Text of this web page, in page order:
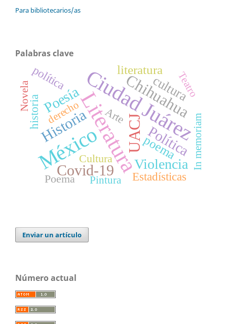
Para bibliotecarios/as
Palabras clave
Literatura
Ciudad Juárez
México UACJ
Chihuahua
Historia
Covid-19
Poesía
Violencia
Política
cultura
poema
literatura
Estadísticas
política
historia
Cultura
Poema
Arte
derecho
Teatro
In memoriam
Pintura
Novela
Enviar un artículo
Número actual